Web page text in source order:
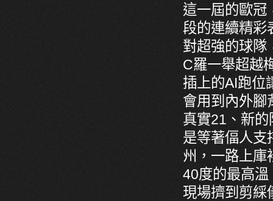
這一屆的歐冠
段的連續精彩
對超強的球隊
C羅一舉超越
插上的AI跑位
會用到內外腳
真實21、新的
是等著偪人支
州，一路上庫
40度的最高溫
現場擠到剪綵